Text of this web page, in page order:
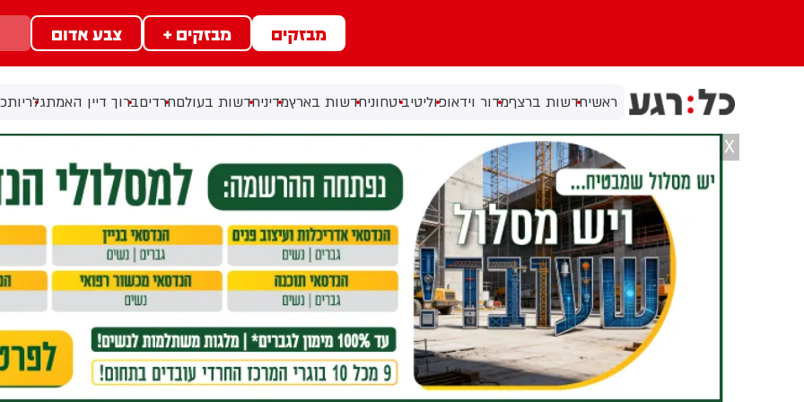
מבזקים מבזקים + צבע אדום
ראשיחדשות ברצףמדור וידאופוליטיביטחוניחדשות בארץמדיניחדשות בעולםחרדיםברוך דיין האמתגלריות
X